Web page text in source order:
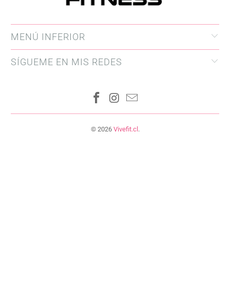
MENÚ INFERIOR
SÍGUEME EN MIS REDES
© 2026 Vivefit.cl .